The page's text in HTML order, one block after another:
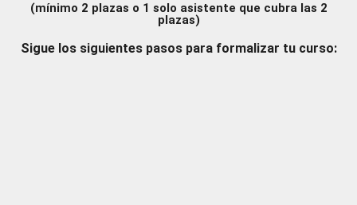
(mínimo 2 plazas o 1 solo asistente que cubra las 2
plazas)
Sigue los siguientes pasos para formalizar tu curso: